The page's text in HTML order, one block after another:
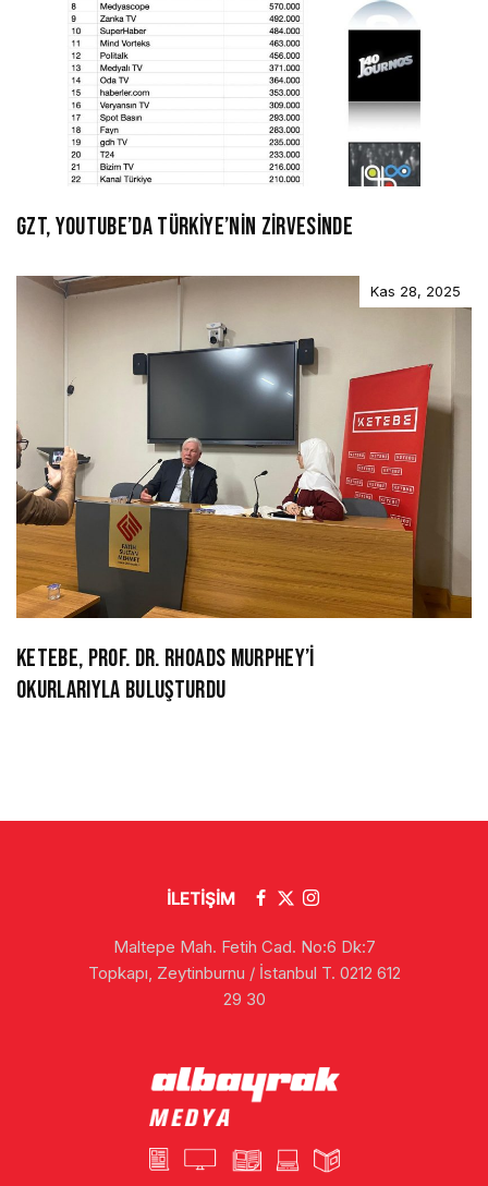
GZT, YOUTUBE’DA TÜRKİYE’NİN ZİRVESİNDE
Kas 28, 2025
KETEBE, PROF. DR. RHOADS MURPHEY’İ
OKURLARIYLA BULUŞTURDU
İLETİŞİM
Maltepe Mah. Fetih Cad. No:6 Dk:7
Topkapı, Zeytinburnu / İstanbul T. 0212 612
29 30